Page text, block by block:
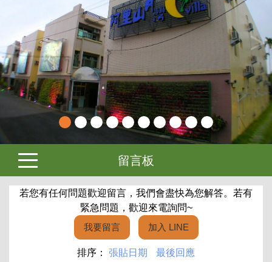
留言板
若您有任何問題歡迎留言，我們會盡快為您解答。若有
緊急問題，歡迎來電詢問~
我要留言
加入 LINE
排序： 張貼日期 最後回應